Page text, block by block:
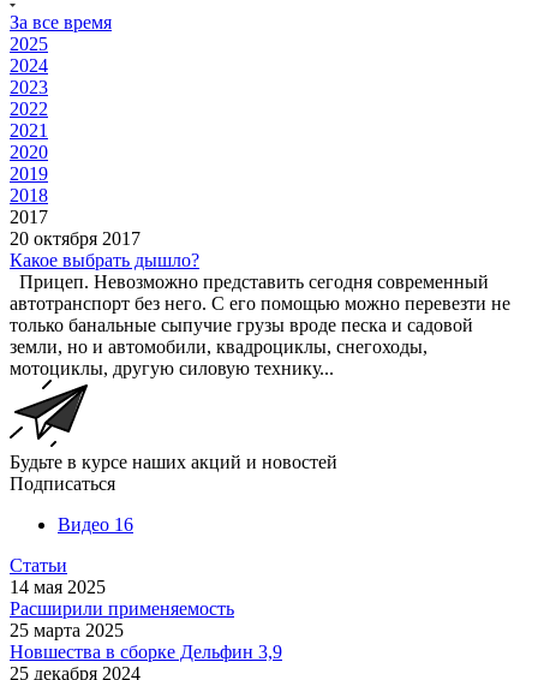
За все время
2025
2024
2023
2022
2021
2020
2019
2018
2017
20 октября 2017
Какое выбрать дышло?
Прицеп. Невозможно представить сегодня современный
автотранспорт без него. С его помощью можно перевезти не
только банальные сыпучие грузы вроде песка и садовой
земли, но и автомобили, квадроциклы, снегоходы,
мотоциклы, другую силовую технику...
Будьте в курсе наших акций и новостей
Подписаться
Видео 16
Статьи
14 мая 2025
Расширили применяемость
25 марта 2025
Новшества в сборке Дельфин 3,9
25 декабря 2024